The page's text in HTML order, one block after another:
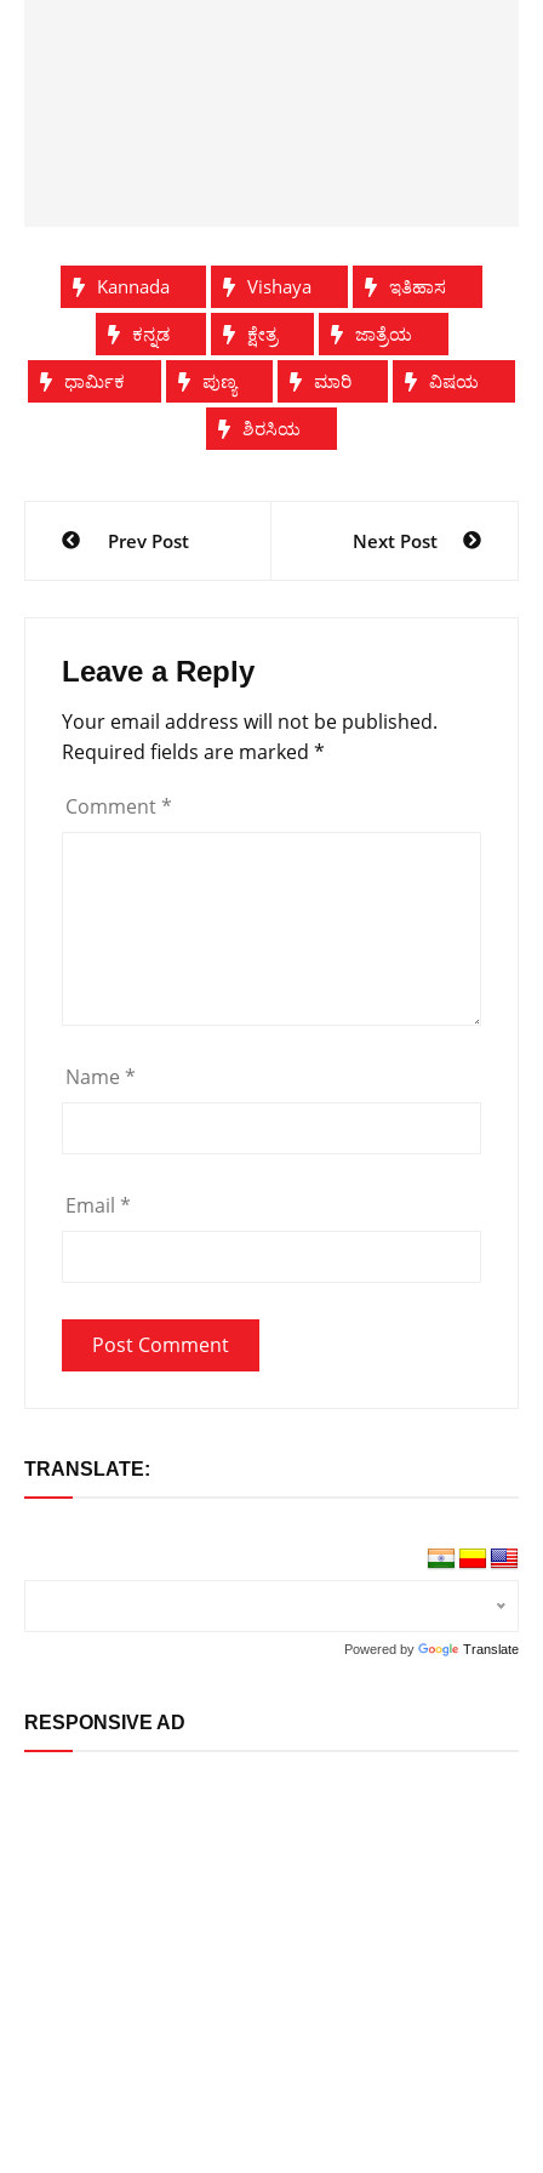
Kannada Vishaya
ಇತಿಹಾಸ
ಕನ್ನಡ
ಕ್ಷೇತ್ರ
ಜಾತ್ರೆಯ
ಧಾರ್ಮಿಕ
ಪುಣ್ಯ ಮಾರಿ
ವಿಷಯ
ಶಿರಸಿಯ
navigation
Prev Post Next Post
Leave a Reply
Your email address will not be published.
Required fields are marked *
Comment *
Name *
Email *
TRANSLATE:
Powered by Translate
RESPONSIVE AD